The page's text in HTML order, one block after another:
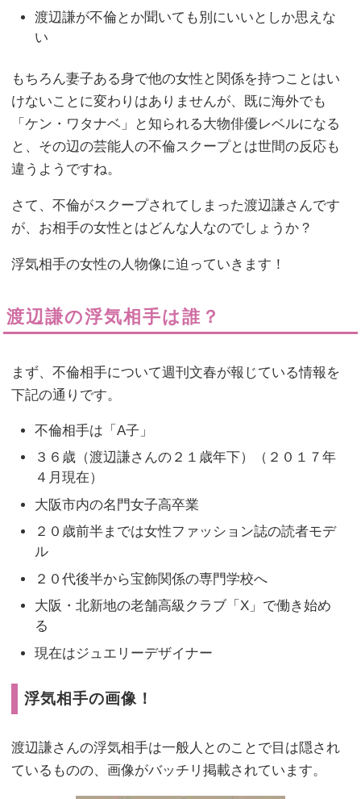
渡辺謙が不倫とか聞いても別にいいとしか思えな
い
もちろん妻子ある身で他の女性と関係を持つことはい
けないことに変わりはありませんが、既に海外でも
「ケン・ワタナベ」と知られる大物俳優レベルになる
と、その辺の芸能人の不倫スクープとは世間の反応も
違うようですね。
さて、不倫がスクープされてしまった渡辺謙さんです
が、お相手の女性とはどんな人なのでしょうか？
浮気相手の女性の人物像に迫っていきます！
渡辺謙の浮気相手は誰？
まず、不倫相手について週刊文春が報じている情報を
下記の通りです。
不倫相手は「A子」
３６歳（渡辺謙さんの２１歳年下）（２０１７年
４月現在）
大阪市内の名門女子高卒業
２０歳前半までは女性ファッション誌の読者モデ
ル
２０代後半から宝飾関係の専門学校へ
大阪・北新地の老舗高級クラブ「X」で働き始め
る
現在はジュエリーデザイナー
浮気相手の画像！
渡辺謙さんの浮気相手は一般人とのことで目は隠され
ているものの、画像がバッチリ掲載されています。